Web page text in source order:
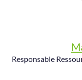
Responsable